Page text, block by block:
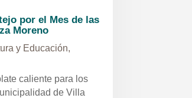
por el Mes de las
Moreno
y Educación,
caliente para los
de Villa